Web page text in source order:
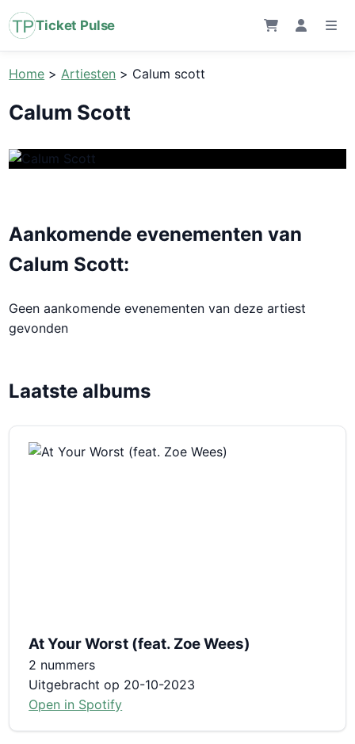
Ticket Pulse
Home >Artiesten > Calum scott
Calum Scott
Aankomende evenementen van
Calum Scott:
Geen aankomende evenementen van deze artiest
gevonden
Laatste albums
At Your Worst (feat. Zoe Wees)
2 nummers
Uitgebracht op 20-10-2023
Open in Spotify